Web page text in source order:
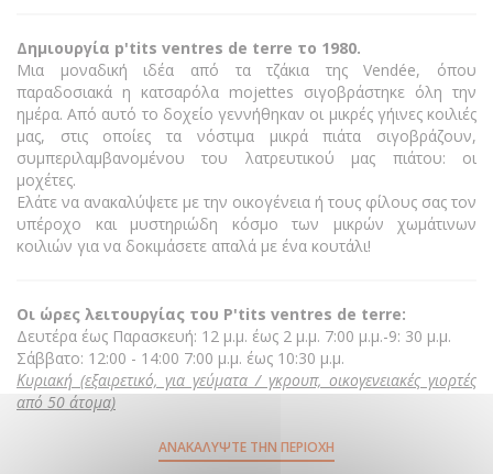
Δημιουργία p'tits ventres de terre το 1980.
Μια μοναδική ιδέα από τα τζάκια της Vendée, όπου
παραδοσιακά η κατσαρόλα mojettes σιγοβράστηκε όλη την
ημέρα. Από αυτό το δοχείο γεννήθηκαν οι μικρές γήινες κοιλιές
μας, στις οποίες τα νόστιμα μικρά πιάτα σιγοβράζουν,
συμπεριλαμβανομένου του λατρευτικού μας πιάτου: οι
μοχέτες.
Ελάτε να ανακαλύψετε με την οικογένεια ή τους φίλους σας τον
υπέροχο και μυστηριώδη κόσμο των μικρών χωμάτινων
κοιλιών για να δοκιμάσετε απαλά με ένα κουτάλι!
Οι ώρες λειτουργίας του P'tits ventres de terre:
Δευτέρα έως Παρασκευή: 12 μ.μ. έως 2 μ.μ. 7:00 μ.μ.-9: 30 μ.μ.
Σάββατο: 12:00 - 14:00 7:00 μ.μ. έως 10:30 μ.μ.
Κυριακή (εξαιρετικό, για γεύματα / γκρουπ, οικογενειακές γιορτές
από 50 άτομα)
ΑΝΑΚΑΛΎΨΤΕ ΤΗΝ ΠΕΡΙΟΧΉ